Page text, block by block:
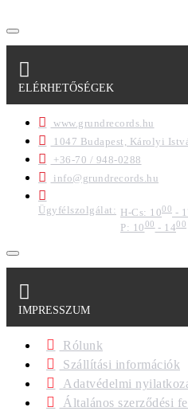
ELÉRHETŐSÉGEK
www.grundrecords.hu
1047 Budapest, Károlyi
+36-70 / 948-0288
info@grundrecords.hu
Ügyfélszolgálat: H-Cs: 1000 -
P: 1000- 1400
IMPRESSZUM
Rólunk
Szállítási információk
Adatvédelmi
Általános szerződési